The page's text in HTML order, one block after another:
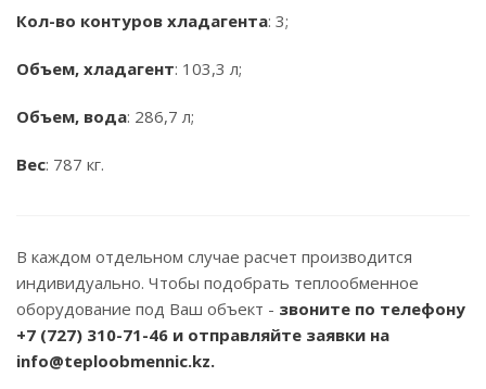
Кол-во контуров хладагента: 3;
Объем, хладагент: 103,3 л;
Объем, вода: 286,7 л;
Вес: 787 кг.
В каждом отдельном случае расчет производится
индивидуально. Чтобы подобрать теплообменное
оборудование под Ваш объект - звоните по телефону
+7 (727) 310-71-46 и отправляйте заявки на
info@teploobmennic.kz.